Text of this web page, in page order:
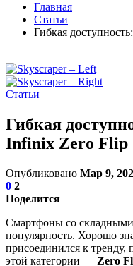
Главная
Статьи
Гибкая
Статьи
Гибкая
Infinix Zero Flip
Опубликовано Мар 9,
0 2
Поделится
Смартфоны со
популярность. Хорошо
присоединился к тренду,
этой категории — Zero